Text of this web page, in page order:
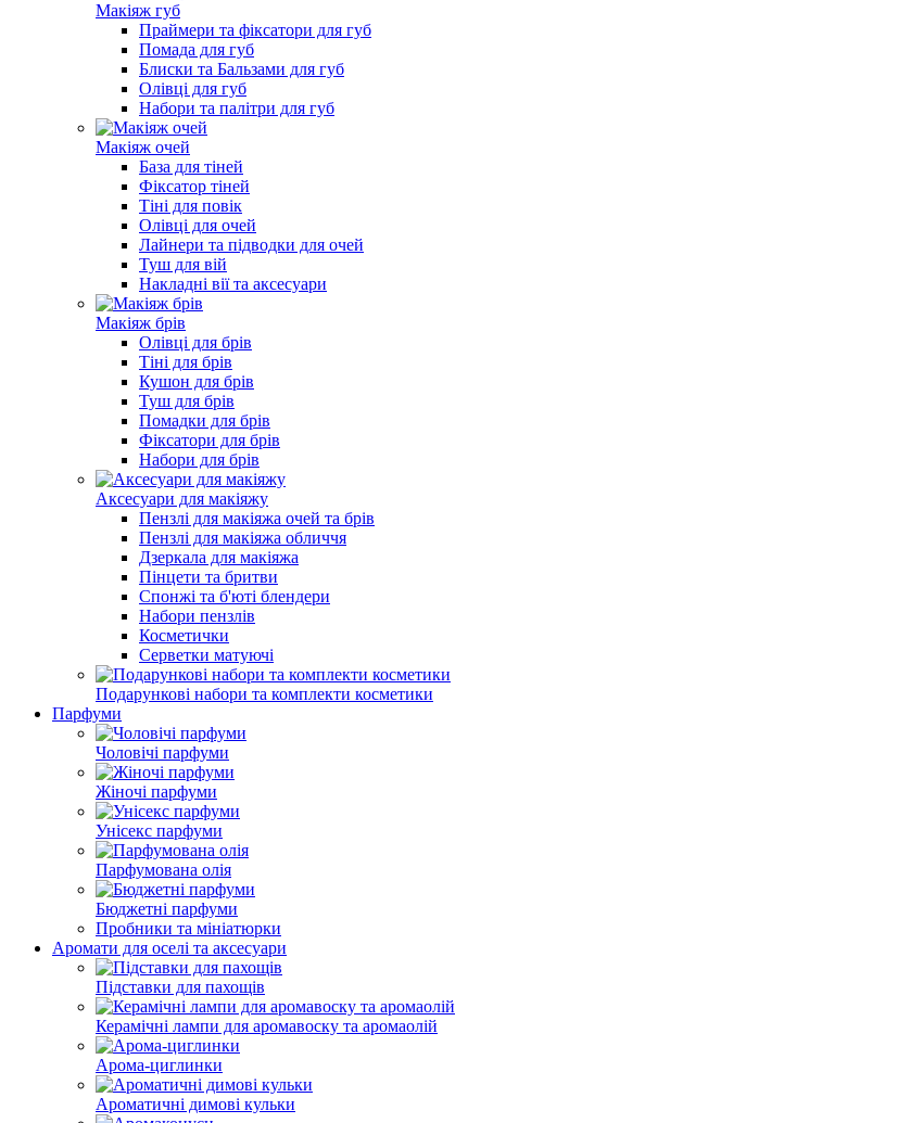
Макіяж губ
Праймери та фіксатори для губ
Помада для губ
Блиски та Бальзами для губ
Олівці для губ
Набори та палітри для губ
Макіяж очей
База для тіней
Фіксатор тіней
Тіні для повік
Олівці для очей
Лайнери та підводки для очей
Туш для вій
Накладні вії та аксесуари
Макіяж брів
Олівці для брів
Тіні для брів
Кушон для брів
Туш для брів
Помадки для брів
Фіксатори для брів
Набори для брів
Аксесуари для макіяжу
Пензлі для макіяжа очей та брів
Пензлі для макіяжа обличчя
Дзеркала для макіяжа
Пінцети та бритви
Спонжі та б'юті блендери
Набори пензлів
Косметички
Серветки матуючі
Подарункові набори та комплекти косметики
Парфуми
Чоловічі парфуми
Жіночі парфуми
Унісекс парфуми
Парфумована олія
Бюджетні парфуми
Пробники та мініатюрки
Аромати для оселі та аксесуари
Підставки для пахощів
Керамічні лампи для аромавоску та аромаолій
Арома-циглинки
Ароматичні димові кульки